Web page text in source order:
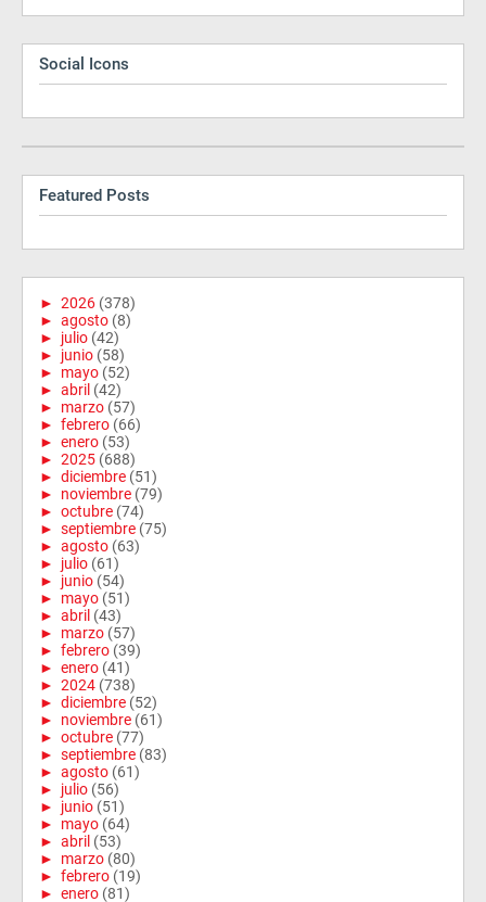
Social Icons
Featured Posts
► 2026 (378)
► agosto (8)
► julio (42)
► junio (58)
► mayo (52)
► abril (42)
► marzo (57)
► febrero (66)
► enero (53)
► 2025 (688)
► diciembre (51)
► noviembre (79)
► octubre (74)
► septiembre (75)
► agosto (63)
► julio (61)
► junio (54)
► mayo (51)
► abril (43)
► marzo (57)
► febrero (39)
► enero (41)
► 2024 (738)
► diciembre (52)
► noviembre (61)
► octubre (77)
► septiembre (83)
► agosto (61)
► julio (56)
► junio (51)
► mayo (64)
► abril (53)
► marzo (80)
► febrero (19)
► enero (81)